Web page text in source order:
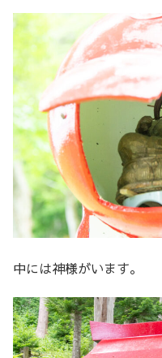
中には神様がいます。